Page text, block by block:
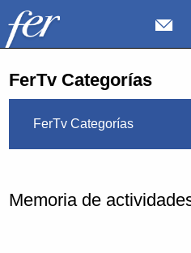
FerTv Categorías
FerTv Categorías
Memoria de